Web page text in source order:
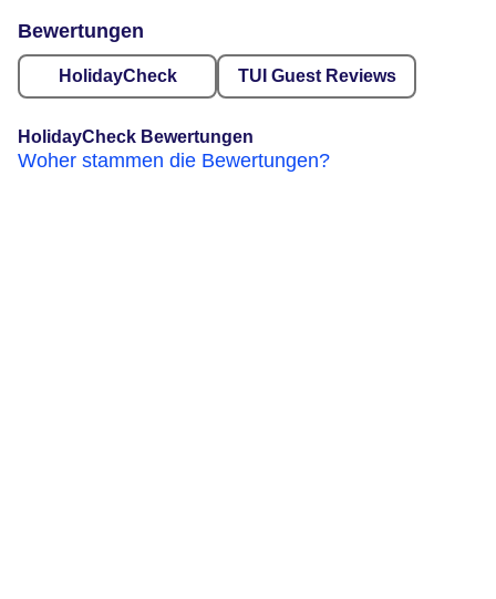
Bewertungen
HolidayCheck TUI Guest Reviews
HolidayCheck Bewertungen
Woher stammen die Bewertungen?